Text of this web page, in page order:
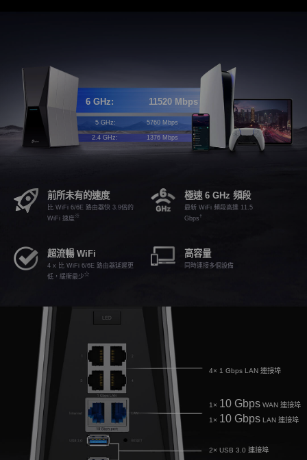
前所未有的速度
比 WiFi 6/6E 路由器快 3.9倍的
WiFi 速度※
極速 6 GHz 頻段
最新 WiFi 頻段高達 11.5
Gbps†
超流暢 WiFi
4 x 比 WiFi 6/6E 路由器延遲更
低，緩衝最少☆
高容量
同時連接多個設備
6 GHz: 11520 Mbps
5 GHz: 5760 Mbps
2.4 GHz: 1376 Mbps
4× 1 Gbps LAN 連接埠
1× 10 GbpsWAN 連接埠
1× 10 GbpsLAN 連接埠
2× USB 3.0 連接埠